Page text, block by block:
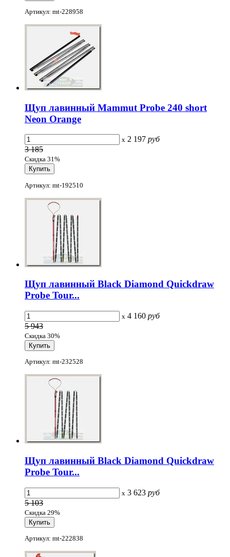
Артикул: mt-228958
Щуп лавинный Mammut Probe 240 short
Neon Orange
x 2 197 руб
3 185
Скидка 31%
Артикул: mt-192510
Щуп лавинный Black Diamond Quickdraw
Probe Tour...
x 4 160 руб
5 943
Скидка 30%
Артикул: mt-232528
Щуп лавинный Black Diamond Quickdraw
Probe Tour...
x 3 623 руб
5 103
Скидка 29%
Артикул: mt-222838